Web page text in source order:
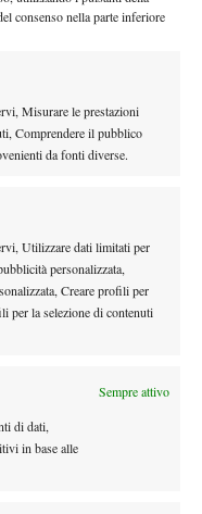
consenso nella parte inferiore
Misurare le prestazioni
Comprendere il pubblico
da fonti diverse.
Utilizzare dati limitati per
personalizzata,
Creare profili per
per la selezione di contenuti
Sempre attivo
di dati,
in base alle
ai futuri risultati,
poveri di risultati
dell’argentino potete
sotto.